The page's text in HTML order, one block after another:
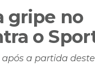
gripe no
o
a partida deste